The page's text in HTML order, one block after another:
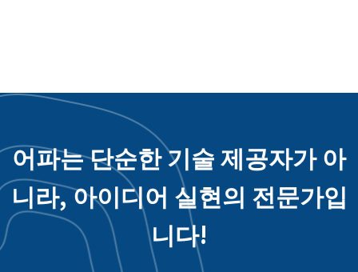
어파는 단순한 기술 제공자가 아
니라, 아이디어 실현의 전문가입
니다!